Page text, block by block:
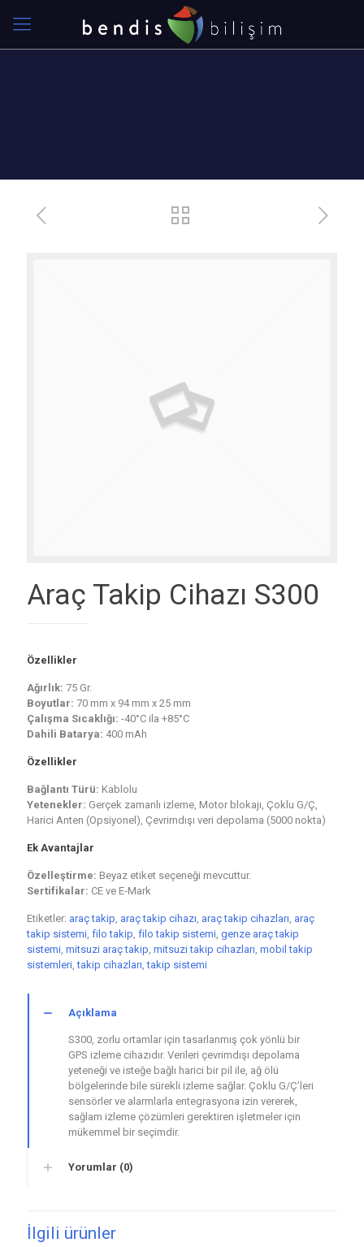
Araç Takip Cihazı S300
Özellikler
Ağırlık: 75 Gr.
Boyutlar: 70 mm x 94 mm x 25 mm
Çalışma Sıcaklığı: -40°C ila +85°C
Dahili Batarya: 400 mAh
Özellikler
Bağlantı Türü: Kablolu
Yetenekler: Gerçek zamanlı izleme, Motor blokajı, Çoklu G/Ç,
Harici Anten (Opsiyonel), Çevrimdışı veri depolama (5000 nokta)
Ek Avantajlar
Özelleştirme: Beyaz etiket seçeneği mevcuttur.
Sertifikalar: CE ve E-Mark
Etiketler: araç takip, araç takip cihazı, araç takip cihazları, araç
takip sistemi, filo takip, filo takip sistemi, genze araç takip
sistemi, mitsuzi araç takip, mitsuzi takip cihazları, mobil takip
sistemleri,takip cihazları,takip sistemi
Açıklama
S300, zorlu ortamlar için tasarlanmış çok yönlü bir
GPS izleme cihazıdır. Verileri çevrimdışı depolama
yeteneği ve isteğe bağlı harici bir pil ile, ağ ölü
bölgelerinde bile sürekli izleme sağlar. Çoklu G/Ç’leri
sensörler ve alarmlarla entegrasyona izin vererek,
sağlam izleme çözümleri gerektiren işletmeler için
mükemmel bir seçimdir.
Yorumlar (0)
İlgili ürünler